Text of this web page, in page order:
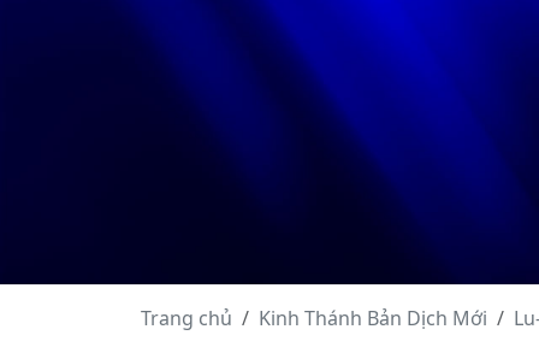
Trang chủ Kinh Thánh Bản Dịch Mới
Lu-ca - Chương 7
Lu-ca - Chương 8
Lu-ca - Chương 13